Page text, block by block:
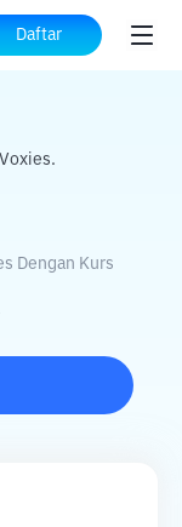
Daftar
VOXEL
Dengan Kurs